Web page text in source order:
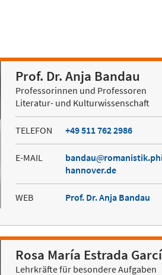
Prof. Dr. Anja Bandau
Professorinnen und Professoren
Literatur- und Kulturwissenschaft
TELEFON +49 511 762 2986
E-MAIL bandau
hannover.de
WEB Prof. Dr. Anja Bandau
Rosa María Estrada
Lehrkräfte für besondere Aufgaben